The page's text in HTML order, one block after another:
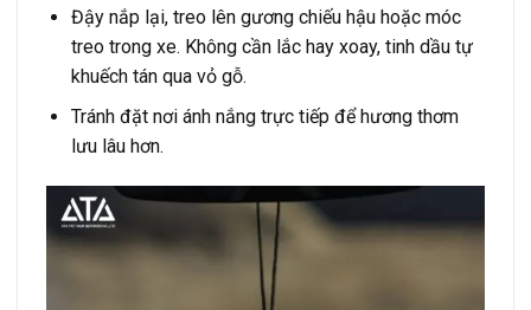
Đậy nắp lại, treo lên gương chiếu hậu hoặc móc
treo trong xe. Không cần lắc hay xoay, tinh dầu tự
khuếch tán qua vỏ gỗ.
Tránh đặt nơi ánh nắng trực tiếp để hương thơm
lưu lâu hơn.